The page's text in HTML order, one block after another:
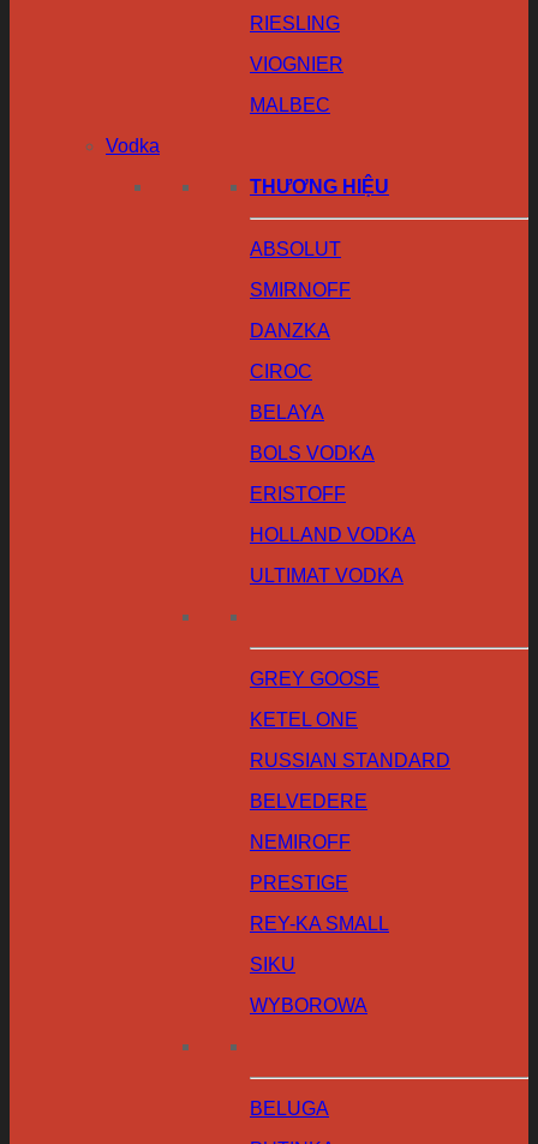
RIESLING
VIOGNIER
MALBEC
Vodka
THƯƠNG HIỆU
ABSOLUT
SMIRNOFF
DANZKA
CIROC
BELAYA
BOLS VODKA
ERISTOFF
HOLLAND VODKA
ULTIMAT VODKA
GREY GOOSE
KETEL ONE
RUSSIAN STANDARD
BELVEDERE
NEMIROFF
PRESTIGE
REY-KA SMALL
SIKU
WYBOROWA
BELUGA